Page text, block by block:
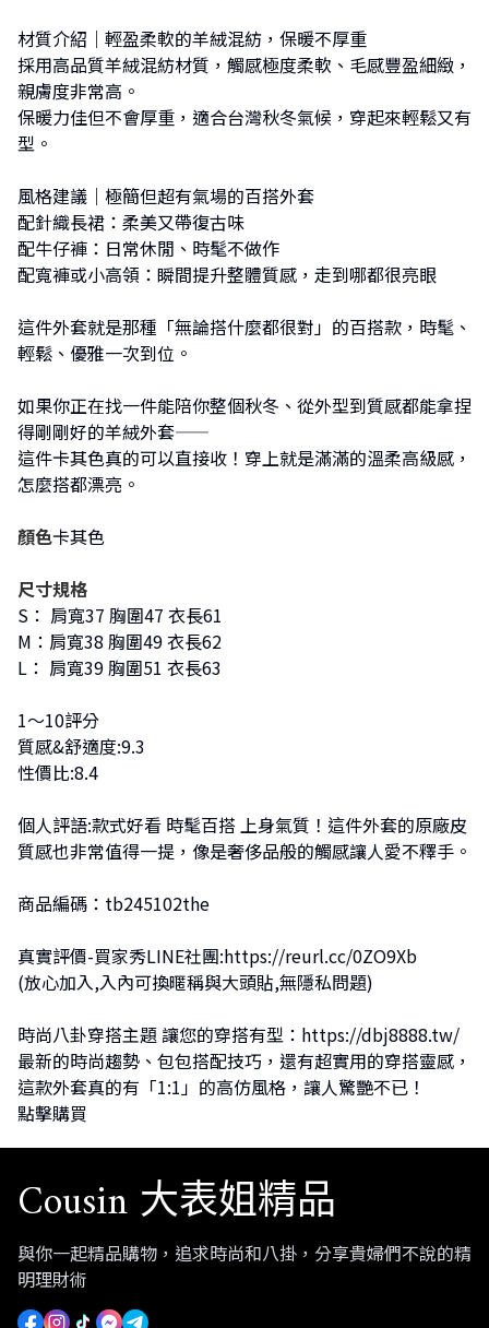
材質介紹｜輕盈柔軟的羊絨混紡，保暖不厚重
採用高品質羊絨混紡材質，觸感極度柔軟、毛感豐盈細緻，
親膚度非常高。
保暖力佳但不會厚重，適合台灣秋冬氣候，穿起來輕鬆又有
型。
風格建議｜極簡但超有氣場的百搭外套
配針織長裙：柔美又帶復古味
配牛仔褲：日常休閒、時髦不做作
配寬褲或小高領：瞬間提升整體質感，走到哪都很亮眼
這件外套就是那種「無論搭什麼都很對」的百搭款，時髦、
輕鬆、優雅一次到位。
如果你正在找一件能陪你整個秋冬、從外型到質感都能拿捏
得剛剛好的羊絨外套——
這件卡其色真的可以直接收！穿上就是滿滿的溫柔高級感，
怎麼搭都漂亮。
顏色卡其色
尺寸規格
S： 肩寬37 胸圍47 衣長61
M：肩寬38 胸圍49 衣長62
L： 肩寬39 胸圍51 衣長63
1～10評分
質感&舒適度:9.3
性價比:8.4
個人評語:款式好看 時髦百搭 上身氣質！這件外套的原廠皮
質感也非常值得一提，像是奢侈品般的觸感讓人愛不釋手。
商品編碼：tb245102the
真實評價-買家秀LINE社團:https://reurl.cc/0ZO9Xb
(放心加入,入內可換暱稱與大頭貼,無隱私問題)
時尚八卦穿搭主題 讓您的穿搭有型： https://dbj8888.tw/
最新的時尚趨勢、包包搭配技巧，還有超實用的穿搭靈感，
這款外套真的有「1:1」的高仿風格，讓人驚艷不已！
點擊購買
Cousin 大表姐精品
與你一起精品購物，追求時尚和八掛，分享貴婦們不說的精
明理財術